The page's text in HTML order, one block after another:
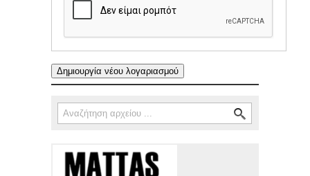
Φόρμα αναζήτησης
Αναζήτηση